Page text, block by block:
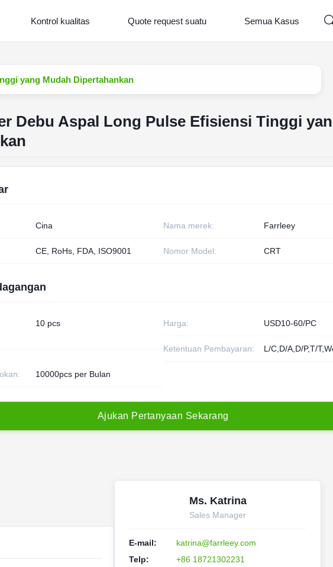
Kontrol kualitas Quote request suatu Semua Kasus
yang Mudah Dipertahankan
Debu Aspal Long Pulse Efisiensi Tinggi
Cina Nama merek: Farrleey
CE, RoHs, FDA, ISO9001 Nomor Model: CRT
10 pcs Harga: USD10-60/PC
Ketentuan Pembayaran: L/C,D/A,D/P,T/
10000pcs per Bulan
Ajukan Pertanyaan Sekarang
Ms. Katrina
Sales Manager
E-mail:
katrina@farrleey.com
Telp:
+86 18721302231